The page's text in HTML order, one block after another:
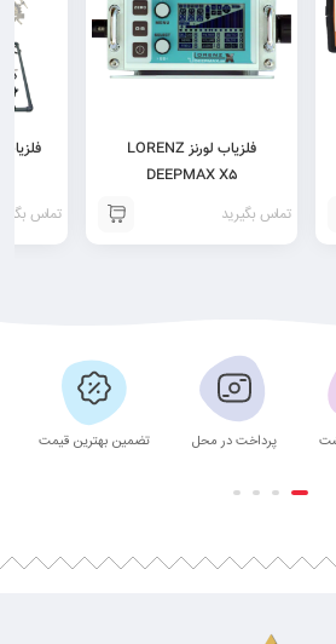
فلزیاب لورنز LORENZ
DEEPMAX X5
تماس بگیرید تماس
پرداخت در محل تضمین بهترین قیمت